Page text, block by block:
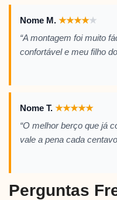
Nome M. ★★★★★
“A montagem foi muito
confortável e meu filho
Nome T. ★★★★★
“O melhor berço que já
vale a pena cada
Perguntas